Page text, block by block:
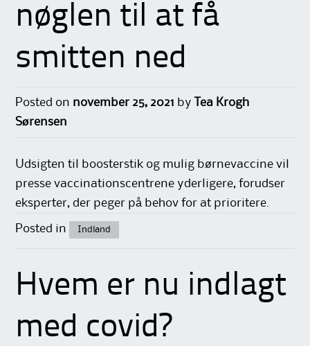
nøglen til at få
smitten ned
Posted on november 25, 2021 by
Tea Krogh
Sørensen
Udsigten til boosterstik og mulig børnevaccine vil
presse vaccinationscentrene yderligere, forudser
eksperter, der peger på behov for at prioritere.
Posted in Indland
Hvem er nu indlagt
med covid?